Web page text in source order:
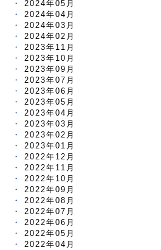
2024年05月
2024年04月
2024年03月
2024年02月
2023年11月
2023年10月
2023年09月
2023年07月
2023年06月
2023年05月
2023年04月
2023年03月
2023年02月
2023年01月
2022年12月
2022年11月
2022年10月
2022年09月
2022年08月
2022年07月
2022年06月
2022年05月
2022年04月